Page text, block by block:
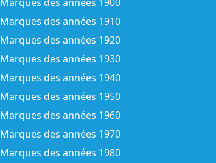
Marques des années 1910
Marques des années 1920
Marques des années 1930
Marques des années 1940
Marques des années 1950
Marques des années 1960
Marques des années 1970
Marques des années 1980